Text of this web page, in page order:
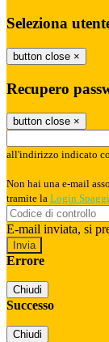
Seleziona
button close ×
Recupero
button close ×
all'indirizzo indicato
Non hai una e-mail
tramite la Login
E-mail inviata, si
Errore
Chiudi
Successo
Chiudi